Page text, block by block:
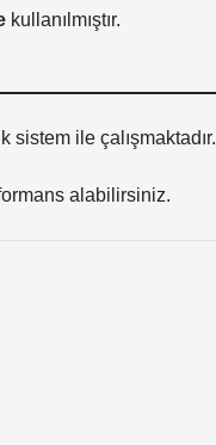
kullanılmıştır.
ile çalışmaktadır.
alabilirsiniz.